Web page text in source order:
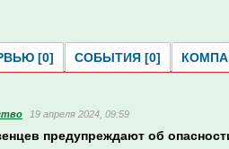
[0] СОБЫТИЯ [0]
19 апреля 2024, 09:59
предупреждают об